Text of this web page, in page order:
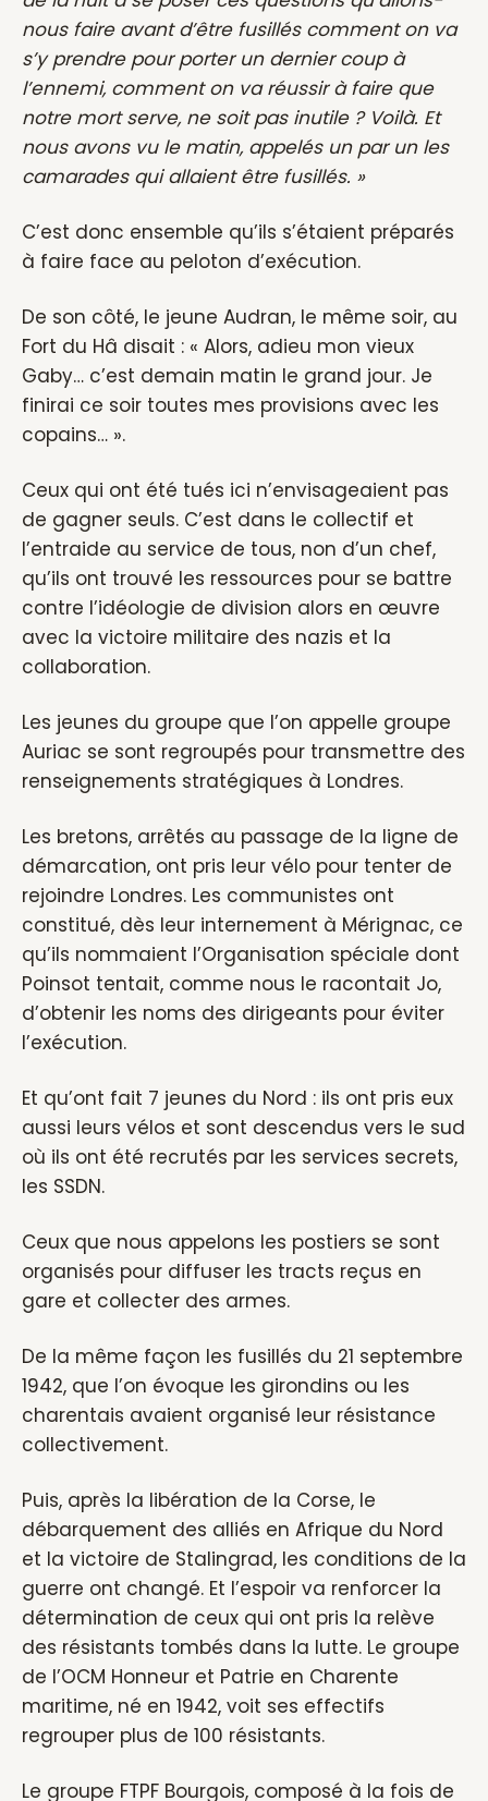
nous faire avant d’être fusillés comment on va
s’y prendre pour porter un dernier coup à
l’ennemi, comment on va réussir à faire que
notre mort serve, ne soit pas inutile ? Voilà. Et
nous avons vu le matin, appelés un par un les
camarades qui allaient être fusillés. »
C’est donc ensemble qu’ils s’étaient préparés
à faire face au peloton d’exécution.
De son côté, le jeune Audran, le même soir, au
Fort du Hâ disait : « Alors, adieu mon vieux
Gaby… c’est demain matin le grand jour. Je
finirai ce soir toutes mes provisions avec les
copains… ».
Ceux qui ont été tués ici n’envisageaient pas
de gagner seuls. C’est dans le collectif et
l’entraide au service de tous, non d’un chef,
qu’ils ont trouvé les ressources pour se battre
contre l’idéologie de division alors en œuvre
avec la victoire militaire des nazis et la
collaboration.
Les jeunes du groupe que l’on appelle groupe
Auriac se sont regroupés pour transmettre des
renseignements stratégiques à Londres.
Les bretons, arrêtés au passage de la ligne de
démarcation, ont pris leur vélo pour tenter de
rejoindre Londres. Les communistes ont
constitué, dès leur internement à Mérignac, ce
qu’ils nommaient l’Organisation spéciale dont
Poinsot tentait, comme nous le racontait Jo,
d’obtenir les noms des dirigeants pour éviter
l’exécution.
Et qu’ont fait 7 jeunes du Nord : ils ont pris eux
aussi leurs vélos et sont descendus vers le sud
où ils ont été recrutés par les services secrets,
les SSDN.
Ceux que nous appelons les postiers se sont
organisés pour diffuser les tracts reçus en
gare et collecter des armes.
De la même façon les fusillés du 21 septembre
1942, que l’on évoque les girondins ou les
charentais avaient organisé leur résistance
collectivement.
Puis, après la libération de la Corse, le
débarquement des alliés en Afrique du Nord
et la victoire de Stalingrad, les conditions de la
guerre ont changé. Et l’espoir va renforcer la
détermination de ceux qui ont pris la relève
des résistants tombés dans la lutte. Le groupe
de l’OCM Honneur et Patrie en Charente
maritime, né en 1942, voit ses effectifs
regrouper plus de 100 résistants.
Le groupe FTPF Bourgois, composé à la fois de